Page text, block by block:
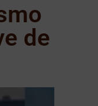
de